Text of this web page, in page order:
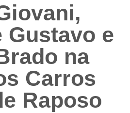
Gustavo e
na
Carros
Raposo